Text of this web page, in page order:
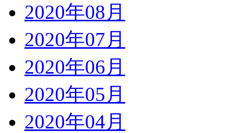
2020年08月
2020年07月
2020年06月
2020年05月
2020年04月